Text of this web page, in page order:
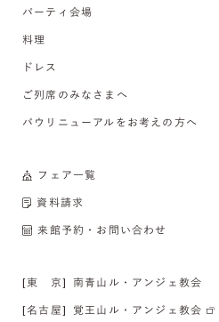
パーティ会場
料理
ドレス
ご列席のみなさまへ
バウリニューアルをお考えの方へ
フェア一覧
資料請求
来館予約・お問い合わせ
[東 京] 南青山ル・アンジェ教会
[名古屋] 覚王山ル・アンジェ教会